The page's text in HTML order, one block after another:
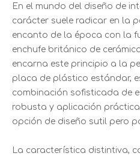
En el mundo del diseño de
carácter suele radicar en la
encanto de la época con la
enchufe británico de
encarna este principio a la
placa de plástico estándar,
combinación sofisticada de
robusta y aplicación
opción de diseño sutil pero
La característica distintiva,